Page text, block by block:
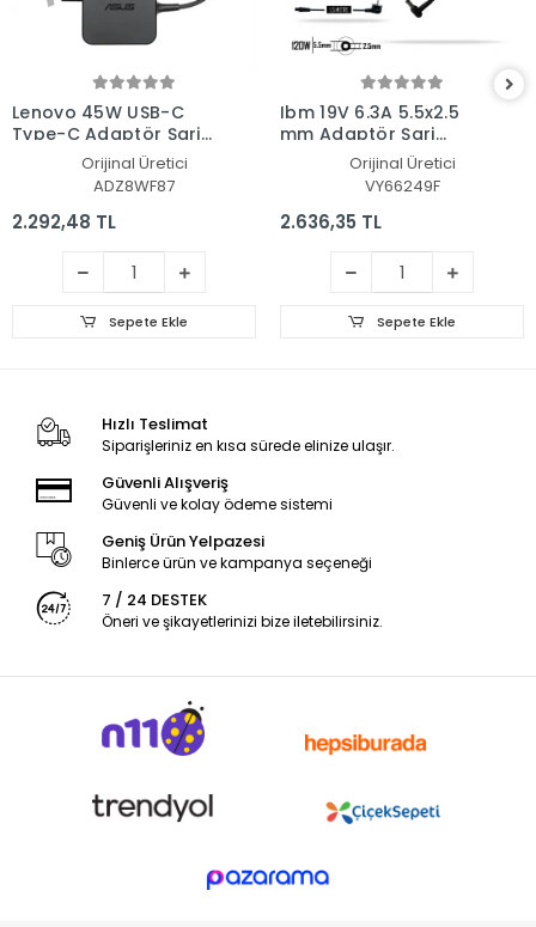
Lenovo 45W USB-C
Type-C Adaptör Şarj
Aleti-CihazıOrijinal Üretici
ADZ8WF87
2.292,48 TL
Sepete Ekle
Ibm 19V 6.3A 5.5x2.5
mm Adaptör Şarj
Aleti-CihazıOrijinal Üretici
VY66249F
2.636,35 TL
Sepete Ekle
Hızlı Teslimat
Siparişleriniz en kısa sürede elinize ulaşır.
Güvenli Alışveriş
Güvenli ve kolay ödeme sistemi
Geniş Ürün Yelpazesi
Binlerce ürün ve kampanya seçeneği
7 / 24 DESTEK
Öneri ve şikayetlerinizi bize iletebilirsiniz.